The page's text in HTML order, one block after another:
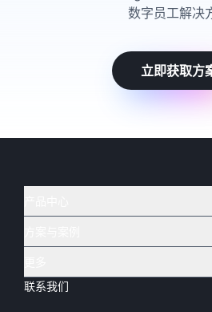
数字员工解决
立即获取方
下载体验
联系我们